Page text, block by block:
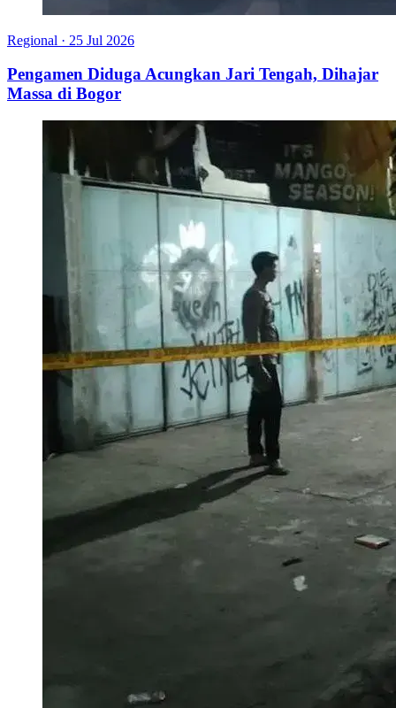
Regional · 25 Jul 2026
Pengamen Diduga Acungkan Jari Tengah, Dihajar
Massa di Bogor